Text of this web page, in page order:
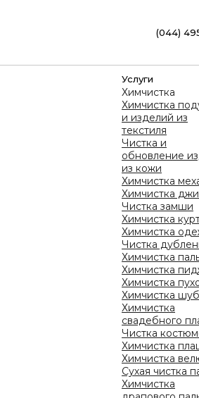
(044)
(067)
услуги
Химчистка
Химчистка
и изделий из
текстиля
Чистка и
обновление
из кожи
Химчистка
Химчистка
Чистка замши
Химчистка
Химчистка
Чистка
Химчистка
Химчистка
Химчистка
Химчистка
Химчистка
свадебного
Чистка
Химчистка
Химчистка
Сухая чистка
Химчистка
франчайзинговый пакет